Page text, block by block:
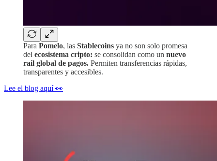
Para Pomelo, las Stablecoins ya no son solo promesa
del ecosistema cripto: se consolidan como un nuevo
rail global de pagos. Permiten transferencias rápidas,
transparentes y accesibles.
Lee el blog aquí 👀